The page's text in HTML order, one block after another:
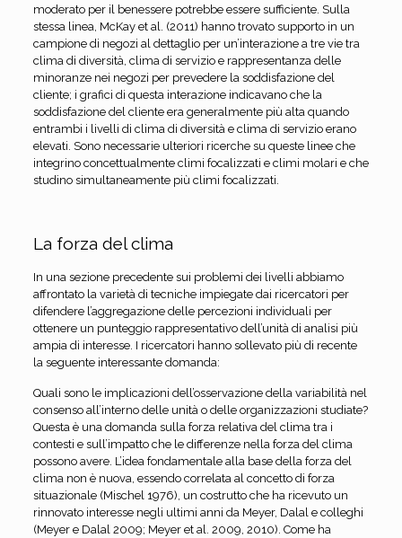
moderato per il benessere potrebbe essere sufficiente. Sulla
stessa linea, McKay et al. (2011) hanno trovato supporto in un
campione di negozi al dettaglio per un’interazione a tre vie tra
clima di diversità, clima di servizio e rappresentanza delle
minoranze nei negozi per prevedere la soddisfazione del
cliente; i grafici di questa interazione indicavano che la
soddisfazione del cliente era generalmente più alta quando
entrambi i livelli di clima di diversità e clima di servizio erano
elevati. Sono necessarie ulteriori ricerche su queste linee che
integrino concettualmente climi focalizzati e climi molari e che
studino simultaneamente più climi focalizzati.
La forza del clima
In una sezione precedente sui problemi dei livelli abbiamo
affrontato la varietà di tecniche impiegate dai ricercatori per
difendere l’aggregazione delle percezioni individuali per
ottenere un punteggio rappresentativo dell’unità di analisi più
ampia di interesse. I ricercatori hanno sollevato più di recente
la seguente interessante domanda:
Quali sono le implicazioni dell’osservazione della variabilità nel
consenso all’interno delle unità o delle organizzazioni studiate?
Questa è una domanda sulla forza relativa del clima tra i
contesti e sull’impatto che le differenze nella forza del clima
possono avere. L’idea fondamentale alla base della forza del
clima non è nuova, essendo correlata al concetto di forza
situazionale (Mischel 1976), un costrutto che ha ricevuto un
rinnovato interesse negli ultimi anni da Meyer, Dalal e colleghi
(Meyer e Dalal 2009; Meyer et al. 2009, 2010). Come ha